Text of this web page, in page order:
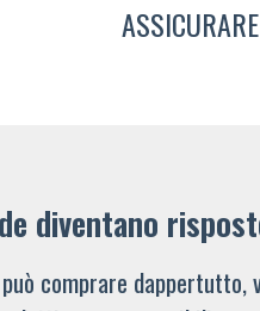
diventano
comprare dappertutto,